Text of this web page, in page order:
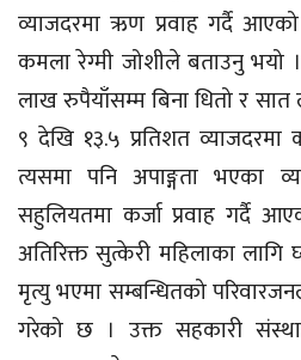
व्याजदरमा ऋण प्रवाह गर्दै
कमला रेग्मी जोशीले बताउनु भयो
लाख रुपैयाँसम्म बिना धितो र
९ देखि १३.५ प्रतिशत व्याजदरमा
त्यसमा पनि अपाङ्गता भएका
सहुलियतमा कर्जा प्रवाह गर्दै
अतिरिक्त सुत्केरी महिलाका
मृत्यु भएमा सम्बन्धितको
गरेको छ । उक्त सहकारी